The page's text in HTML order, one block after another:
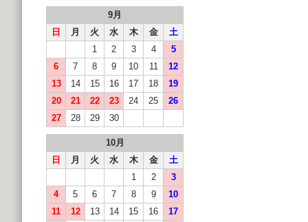
9月
日
月 火 水 木 金
土
1
2 3 4
5
6
7 8 9 10 11
12
13
14 15 16 17 18
19
20
21 22 23 24 25
26
27
28 29 30
10月
日
月 火 水 木 金
土
1
2
3
4
5 6 7 8 9
10
11
12 13 14 15 16
17